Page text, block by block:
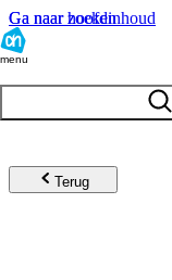
Ga naar hoofdinhoud
Ga naar zoeken
menu
Terug